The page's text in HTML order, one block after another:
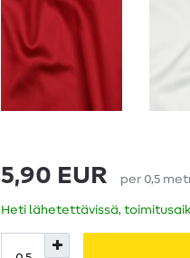
5,90 EUR per 0,5
Heti lähetettävissä,